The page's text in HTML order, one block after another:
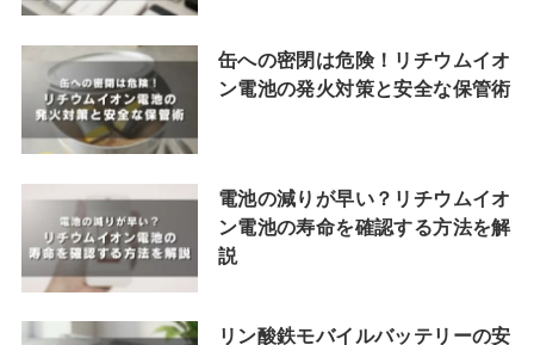
缶への密閉は危険！リチウムイオ
ン電池の発火対策と安全な保管術
電池の減りが早い？リチウムイオ
ン電池の寿命を確認する方法を解
説
リン酸鉄モバイルバッテリーの安